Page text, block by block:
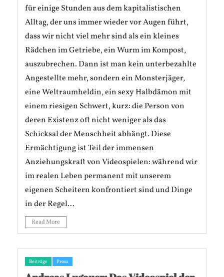
für einige Stunden aus dem kapitalistischen
Alltag, der uns immer wieder vor Augen führt,
dass wir nicht viel mehr sind als ein kleines
Rädchen im Getriebe, ein Wurm im Kompost,
auszubrechen. Dann ist man kein unterbezahlte
Angestellte mehr, sondern ein Monsterjäger,
eine Weltraumheldin, ein sexy Halbdämon mit
einem riesigen Schwert, kurz: die Person von
deren Existenz oft nicht weniger als das
Schicksal der Menschheit abhängt. Diese
Ermächtigung ist Teil der immensen
Anziehungskraft von Videospielen: während wir
im realen Leben permanent mit unserem
eigenen Scheitern konfrontiert sind und Dinge
in der Regel...
Read More
Beiträge Prosa